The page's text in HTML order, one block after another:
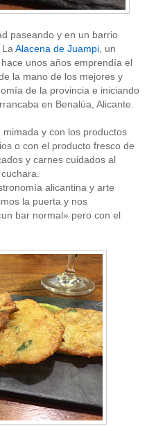
paseando y en un barrio
Alacena de Juampi , un
unos años emprendía el
la mano de los mejores y
de la provincia e iniciando
en Benalúa, Alicante.
y con los productos
o con el producto fresco de
y carnes cuidados al
alicantina y arte
la puerta y nos
bar normal» pero con el